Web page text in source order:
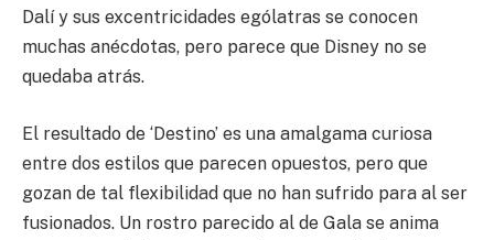
Dalí y sus excentricidades ególatras se conocen
muchas anécdotas, pero parece que Disney no se
quedaba atrás.
El resultado de ‘Destino’ es una amalgama curiosa
entre dos estilos que parecen opuestos, pero que
gozan de tal flexibilidad que no han sufrido para al ser
fusionados. Un rostro parecido al de Gala se anima